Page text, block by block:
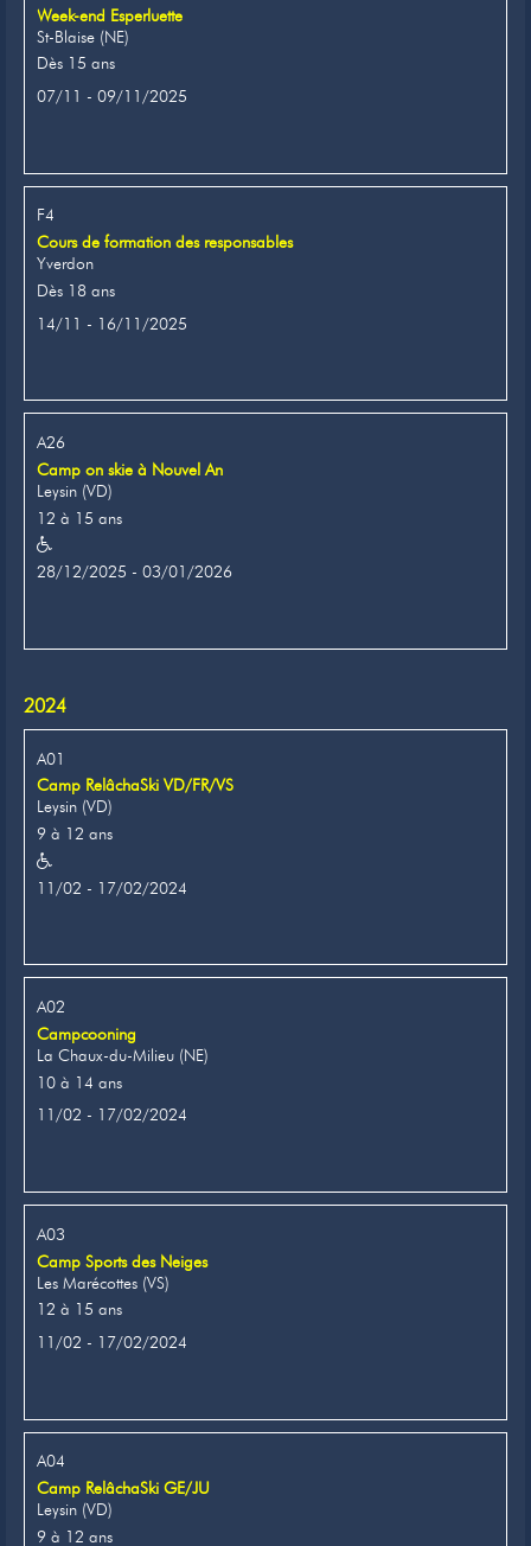
Week-end Esperluette
St-Blaise (NE)
Dès 15 ans
07/11 - 09/11/2025
F4
Cours de formation des responsables
Yverdon
Dès 18 ans
14/11 - 16/11/2025
A26
Camp on skie à Nouvel An
Leysin (VD)
12 à 15 ans
28/12/2025 - 03/01/2026
2024
A01
Camp RelâchaSki VD/FR/VS
Leysin (VD)
9 à 12 ans
11/02 - 17/02/2024
A02
Campcooning
La Chaux-du-Milieu (NE)
10 à 14 ans
11/02 - 17/02/2024
A03
Camp Sports des Neiges
Les Marécottes (VS)
12 à 15 ans
11/02 - 17/02/2024
A04
Camp RelâchaSki GE/JU
Leysin (VD)
9 à 12 ans